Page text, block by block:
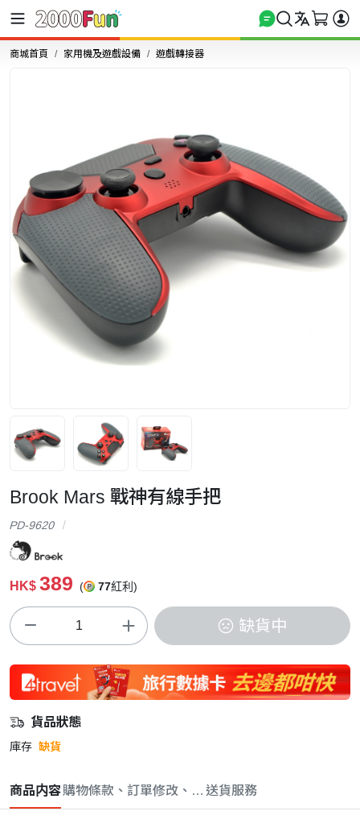
商城首頁 家用機及遊戲設備 遊戲轉接器
Brook Mars 戰神有線手把
PD-9620
HK$ 389 ( 77紅利)
缺貨中
貨品狀態
庫存 缺貨
商品内容購物條款、訂單修改、取消與退款政策
送貨服務